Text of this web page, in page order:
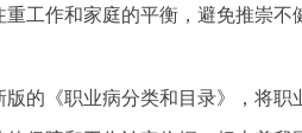
重工作和家庭的平衡，避免推崇不
《职业病分类和目录》，将职